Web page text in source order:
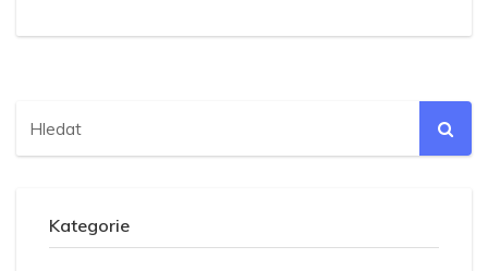
Kategorie